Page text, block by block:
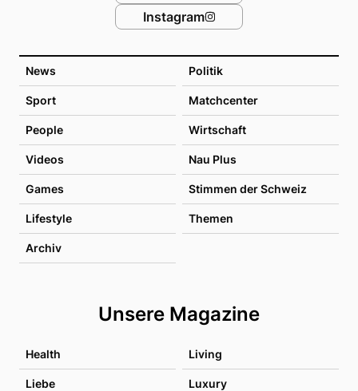
News Politik
Sport Matchcenter
People Wirtschaft
Videos Nau Plus
Games Stimmen der Schweiz
Lifestyle Themen
Archiv
Unsere Magazine
Health Living
Liebe Luxury
Instagram